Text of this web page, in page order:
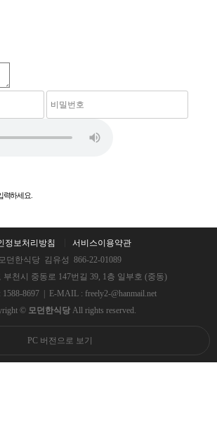
력하세요.
정보처리방침
서비스이용약관
던한식당 김유성 866-22-01089
부천시 중동로 147번길 39, 1층 일부호 (중동)
8697 | E-MAIL : freely2-@hanmail.net
© 모던한식당All rights reserved.
PC 버전으로 보기